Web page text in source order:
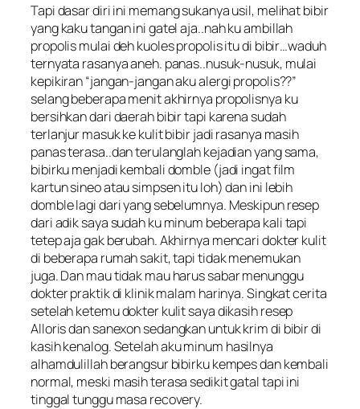
Tapi dasar diri ini memang sukanya usil, melihat bibir
yang kaku tangan ini gatel aja..nah ku ambillah
propolis mulai deh kuoles propolis itu di bibir…waduh
ternyata rasanya aneh. panas..nusuk-nusuk, mulai
kepikiran “jangan-jangan aku alergi propolis??”
selang beberapa menit akhirnya propolisnya ku
bersihkan dari daerah bibir tapi karena sudah
terlanjur masuk ke kulit bibir jadi rasanya masih
panas terasa..dan terulanglah kejadian yang sama,
bibirku menjadi kembali domble (jadi ingat film
kartun sineo atau simpsen itu loh) dan ini lebih
domble lagi dari yang sebelumnya. Meskipun resep
dari adik saya sudah ku minum beberapa kali tapi
tetep aja gak berubah. Akhirnya mencari dokter kulit
di beberapa rumah sakit, tapi tidak menemukan
juga. Dan mau tidak mau harus sabar menunggu
dokter praktik di klinik malam harinya. Singkat cerita
setelah ketemu dokter kulit saya dikasih resep
Allorisdansanexonsedangkan untuk krim di bibir di
kasihkenalog. Setelah aku minum hasilnya
alhamdulillah berangsur bibirku kempes dan kembali
normal, meski masih terasa sedikit gatal tapi ini
tinggal tunggu masa recovery.